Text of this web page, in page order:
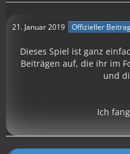
21. Januar 2019 Offizieller
Dieses Spiel ist ganz
Beiträgen auf, die ihr im
und
Ich